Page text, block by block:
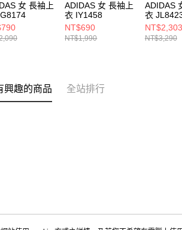
女 長袖上
ADIDAS 女 長袖上
衣 IY1458
NT$690
NT$1,990
ADIDAS
衣
NT$2,303
NT$3,290
興趣的商品 全站排行